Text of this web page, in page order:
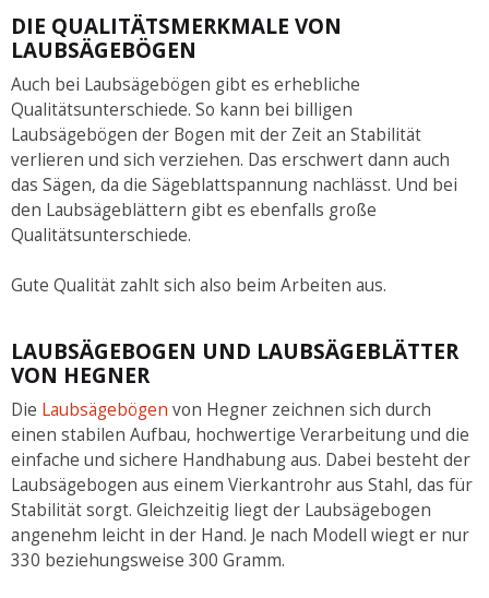
DIE QUALITÄTSMERKMALE VON
LAUBSÄGEBÖGEN
Auch bei Laubsägebögen gibt es erhebliche
Qualitätsunterschiede. So kann bei billigen
Laubsägebögen der Bogen mit der Zeit an Stabilität
verlieren und sich verziehen. Das erschwert dann auch
das Sägen, da die Sägeblattspannung nachlässt. Und bei
den Laubsägeblättern gibt es ebenfalls große
Qualitätsunterschiede.
Gute Qualität zahlt sich also beim Arbeiten aus.
LAUBSÄGEBOGEN UND LAUBSÄGEBLÄTTER
VON HEGNER
Die Laubsägebögen von Hegner zeichnen sich durch
einen stabilen Aufbau, hochwertige Verarbeitung und die
einfache und sichere Handhabung aus. Dabei besteht der
Laubsägebogen aus einem Vierkantrohr aus Stahl, das für
Stabilität sorgt. Gleichzeitig liegt der Laubsägebogen
angenehm leicht in der Hand. Je nach Modell wiegt er nur
330 beziehungsweise 300 Gramm.